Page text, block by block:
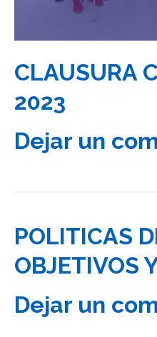
CLAUSURA
2023
Dejar un
POLITICAS
OBJETIVOS
Dejar un